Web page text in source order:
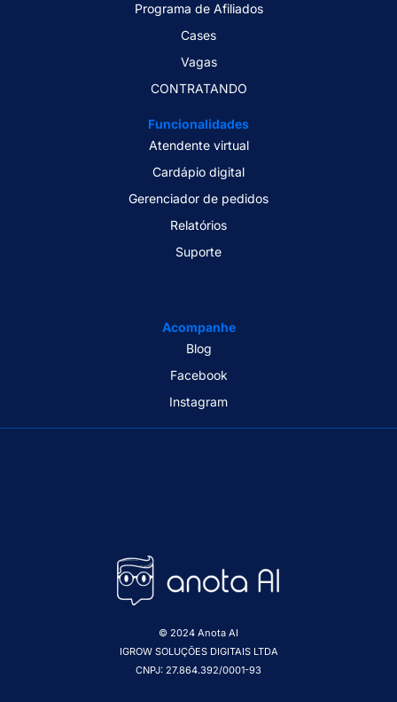
Programa de Afiliados
Cases
Vagas
CONTRATANDO
Funcionalidades
Atendente virtual
Cardápio digital
Gerenciador de pedidos
Relatórios
Suporte
Acompanhe
Blog
Facebook
Instagram
© 2024 Anota AI
IGROW SOLUÇÕES DIGITAIS LTDA
CNPJ: 27.864.392/0001-93